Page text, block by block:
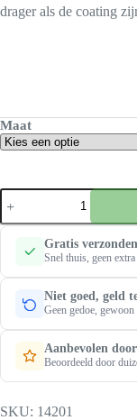
drager als de coating
Maat
Mapa
handschoenen
300
Gratis
Snel thuis, geen
Niet goed, geld
Geen gedoe,
Aanbevolen
Beoordeeld door
SKU: 14201